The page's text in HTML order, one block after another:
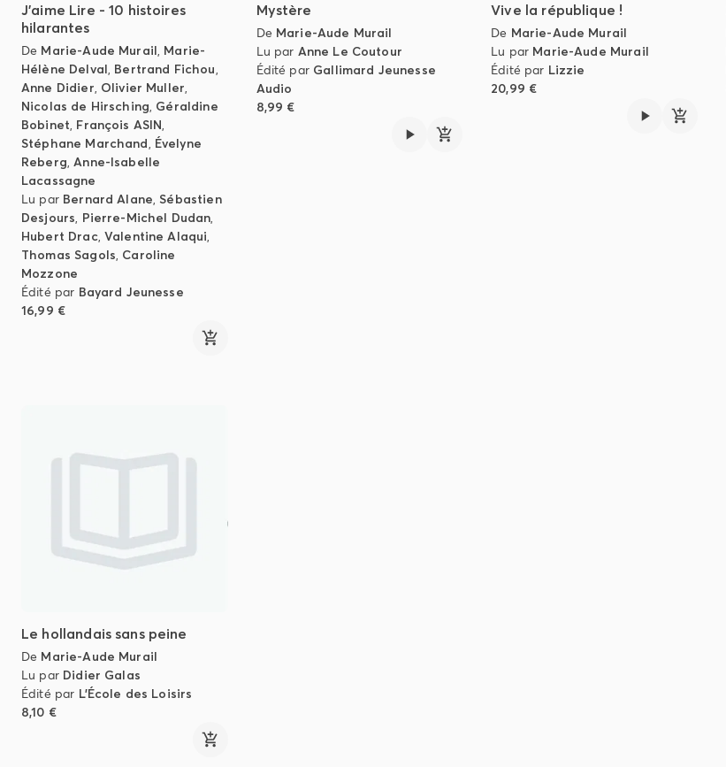
J'aime Lire - 10 histoires
hilarantes
De Marie-Aude Murail, Marie-
Hélène Delval, Bertrand Fichou,
Anne Didier, Olivier Muller,
Nicolas de Hirsching, Géraldine
Bobinet, François ASIN,
Stéphane Marchand, Évelyne
Reberg,Anne-Isabelle
Lacassagne
Lu par Bernard Alane, Sébastien
Desjours, Pierre-Michel Dudan,
Hubert Drac, Valentine Alaqui,
Thomas Sagols, Caroline
Mozzone
Édité par Bayard Jeunesse
16,99 €
Mystère
De Marie-Aude Murail
Lu par Anne Le Coutour
Édité par Gallimard Jeunesse
Audio
8,99 €
Vive la république !
De Marie-Aude Murail
Lu par Marie-Aude Murail
Édité par Lizzie
20,99 €
Le hollandais sans peine
De Marie-Aude Murail
Lu par Didier Galas
Édité par L'École des Loisirs
8,10 €